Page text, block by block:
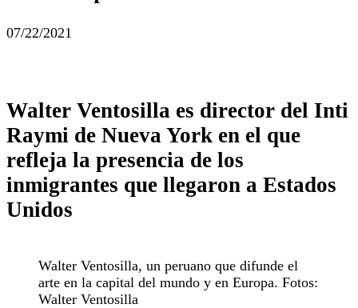
07/22/2021
Walter Ventosilla es director del Inti
Raymi de Nueva York en el que
refleja la presencia de los
inmigrantes que llegaron a Estados
Unidos
Walter Ventosilla, un peruano que difunde el
arte en la capital del mundo y en Europa. Fotos:
Walter Ventosilla